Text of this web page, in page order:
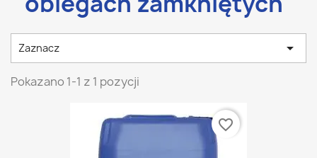
Zaznacz 
Pokazano 1-1 z 1 pozycji
favorite_border